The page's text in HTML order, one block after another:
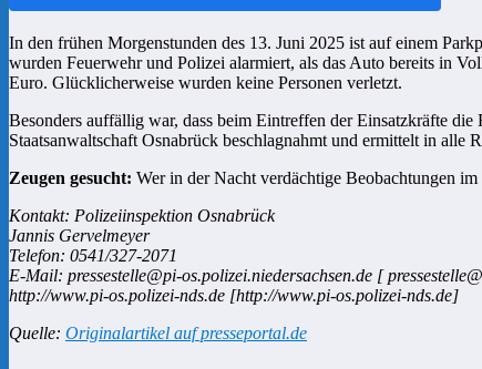
In den frühen Morgenstunden des 13. Juni 2025 ist auf einem
wurden Feuerwehr und Polizei alarmiert, als das Auto bereits in
Euro. Glücklicherweise wurden keine Personen verletzt.
Besonders auffällig war, dass beim Eintreffen der Einsatzkräfte
Staatsanwaltschaft Osnabrück beschlagnahmt und ermittelt in alle
Zeugen gesucht: Wer in der Nacht verdächtige Beobachtungen
Kontakt: Polizeiinspektion Osnabrück
Jannis Gervelmeyer
Telefon: 0541/327-2071
E-Mail: pressestelle@pi-os.polizei.niedersachsen.de [
http://www.pi-os.polizei-nds.de [http://www.pi-os.polizei-nds.de]
Quelle: Originalartikel auf presseportal.de